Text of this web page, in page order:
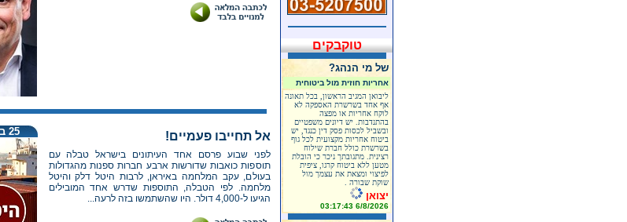
טוקבקים
של מי הנהג?
אחריות חוזית מול ביטוחית
ליבואן המגיב הראשון, בכל תאונה
אף אחד בשרשרת האספקה לא
לוקח אחריות או מפצה
בהתנדבות. יש דיונים משפטיים
ובשביל לכסות פסק דין כנגד, יש
ביטוח אחריות מקצועית לכל גוף
בשרשרת כולל חברת שילוח
רצינית. מתגובתך ניכר כי הובלת
מטען ללא ביטוח קרגו, ציפית
לפיצוי ומצאת את עצמך מול
שוקת שבורה .
יצואן
6/8/2026 03:17:43
אל תחייבו פעמיים!
לפני שבוע פרסם אחד העיתונים בישראל טבלה עם
תוספות כואבות שדורשות ארבע חברות ספנות מהגדולות
בעולם, עקב המלחמה באיראן, לרבות היטל דלק והיטל
מלחמה. לפי הטבלה, התוספות שדרש אחד המובילים
הגיעו ל-4,000 דולר. היו שהשתמשו בזה לרעה...